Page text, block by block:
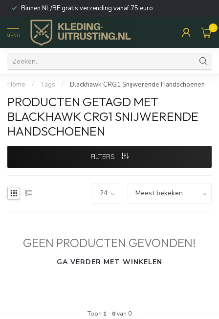
Binnen NL/BE gratis verzending vanaf 75 euro
MENU
0
Home / Tags / Blackhawk CRG1 Snijwerende Handschoenen
PRODUCTEN GETAGD MET
BLACKHAWK CRG1 SNIJWERENDE
HANDSCHOENEN
FILTERS
GEEN PRODUCTEN GEVONDEN!
GA VERDER MET WINKELEN
Toon 1 - 0van 0